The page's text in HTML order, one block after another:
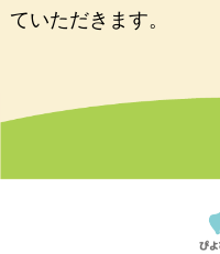
ていただきます。